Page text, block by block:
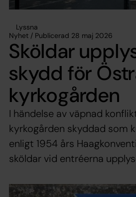
Lyssna
Nyhet / Publicerad 28 maj 2026
Sköldar
skydd för
kyrkogården
I händelse av väpnad
kyrkogården skyddad som
enligt 1954 års
sköldar vid entréerna